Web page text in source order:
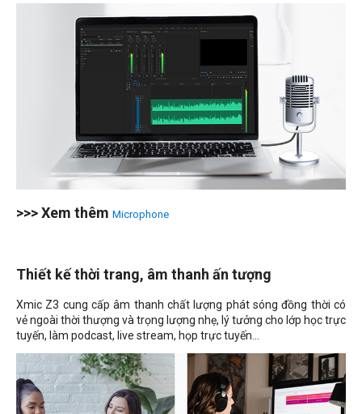
>>> Xem thêm Microphone
Thiết kế thời trang, âm thanh ấn tượng
Xmic Z3 cung cấp âm thanh chất lượng phát sóng đồng thời có
vẻ ngoài thời thượng và trọng lượng nhẹ, lý tưởng cho lớp học trực
tuyến, làm podcast, live stream, họp trực tuyến...